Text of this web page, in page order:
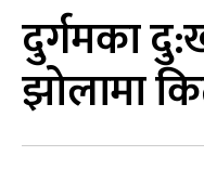
दुर्गमका
झोलामा